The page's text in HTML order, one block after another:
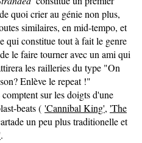
quoi crier au génie non plus,
similaires, en mid-tempo, et
qui constitue tout à fait le genre
le faire tourner avec un ami qui
les railleries du type "On
Enlève le repeat !"
sur les doigts d'une
beats ( 'Cannibal King', 'The
un peu plus traditionelle et
.